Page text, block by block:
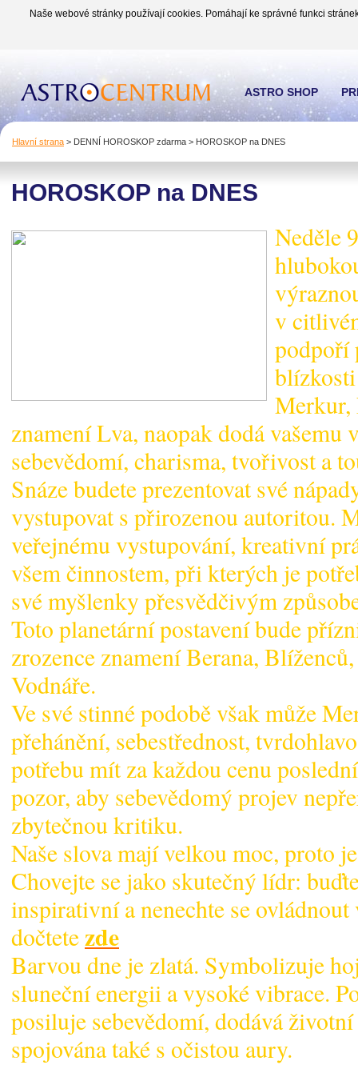
Naše webové stránky používají cookies. Pomáhají ke správné funkci
Hlavní strana > DENNÍ HOROSKOP zdarma > HOROSKOP na DNES
HOROSKOP na DNES
Neděle
v
podpoří
Merkur,
znamení Lva, naopak dodá vašemu
sebevědomí, charisma, tvořivost a
Snáze budete prezentovat své
vystupovat s přirozenou autoritou.
veřejnému vystupování, kreativní
všem činnostem, při kterých je
své myšlenky přesvědčivým
Toto planetární postavení bude
zrozence znamení Berana,
Vodnáře.
Ve své stinné podobě však může
přehánění, sebestřednost,
potřebu mít za každou cenu
pozor, aby sebevědomý projev
zbytečnou kritiku.
Naše slova mají velkou moc, proto
Chovejte se jako skutečný lídr:
inspirativní a nenechte se
dočtetezde
Barvou dne je zlatá. Symbolizuje
sluneční energii a vysoké vibrace.
posiluje sebevědomí, dodává
spojována také s očistou aury.
ASTRO SHOP